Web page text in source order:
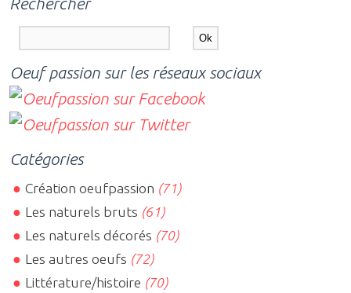
Oeuf passion sur les réseaux sociaux
Catégories
Création oeufpassion (71)
Les naturels bruts (61)
Les naturels décorés (70)
Les autres oeufs (72)
Littérature/histoire (70)